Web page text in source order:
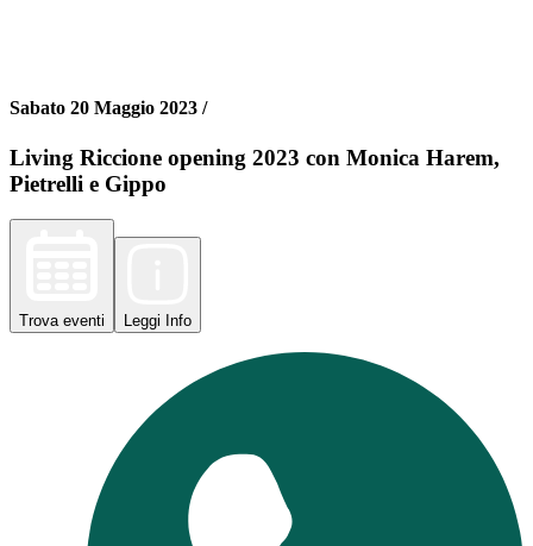
Sabato 20 Maggio 2023 /
Living Riccione opening 2023 con Monica Harem,
Pietrelli e Gippo
Trova eventi Leggi Info